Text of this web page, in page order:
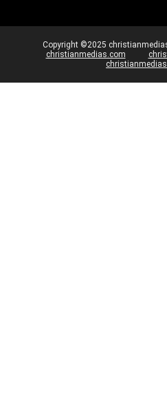
Copyright ©2025
christianmedias.com